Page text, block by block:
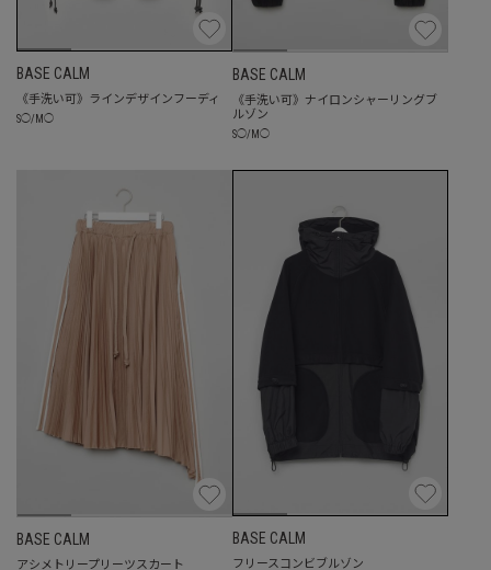
BASE CALM
《手洗い可》ラインデザインフーディ
S◯/ M ◯
BASE CALM
《手洗い可》ナイロンシャーリングブ
ルゾン
S◯/ M ◯
BASE CALM
アシメトリープリーツスカート
BASE CALM
フリースコンビブルゾン